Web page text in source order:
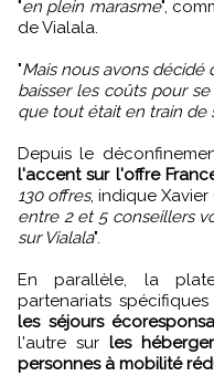
"en plein marasme",
de Vialala.
"Mais nous avons
baisser les coûts pour
que tout était en train de
Depuis le
l'accent sur l'offre
130 offres, indique Xavier
entre 2 et 5 conseillers
sur Vialala".
En parallèle, la
partenariats
les séjours
l'autre sur les
personnes à mobilité